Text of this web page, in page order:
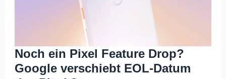
Noch ein Pixel Feature Drop?
Google verschiebt EOL-Datum